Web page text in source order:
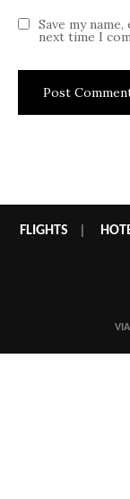
Save my
next time I
FLIGHTS